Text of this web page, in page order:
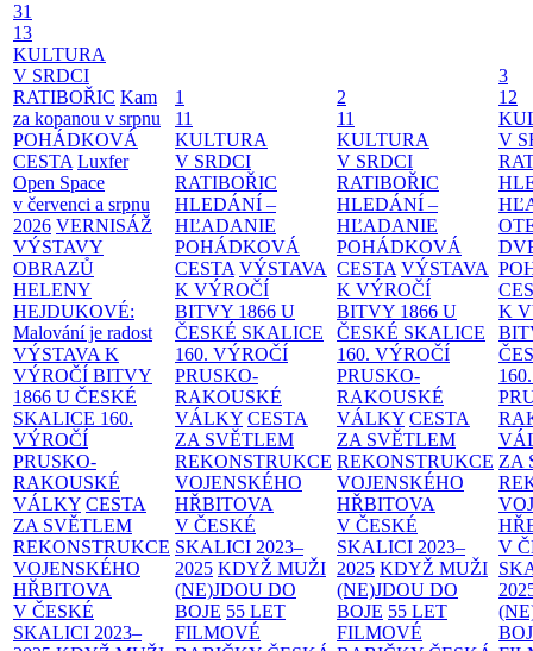
31
13
KULTURA
V SRDCI
RATIBOŘIC Kam
za kopanou v srpnu
POHÁDKOVÁ
CESTA Luxfer
Open Space
v červenci a srpnu
2026 VERNISÁŽ
VÝSTAVY
OBRAZŮ
HELENY
HEJDUKOVÉ:
Malování je radost
VÝSTAVA K
VÝROČÍ BITVY
1866 U ČESKÉ
SKALICE 160.
VÝROČÍ
PRUSKO-
RAKOUSKÉ
VÁLKY CESTA
ZA SVĚTLEM
REKONSTRUKCE
VOJENSKÉHO
HŘBITOVA
V ČESKÉ
SKALICI 2023–
1
11
KULTURA
V SRDCI
RATIBOŘIC
HLEDÁNÍ –
HĽADANIE
POHÁDKOVÁ
CESTA VÝSTAVA
K VÝROČÍ
BITVY 1866 U
ČESKÉ SKALICE
160. VÝROČÍ
PRUSKO-
RAKOUSKÉ
VÁLKY CESTA
ZA SVĚTLEM
REKONSTRUKCE
VOJENSKÉHO
HŘBITOVA
V ČESKÉ
SKALICI 2023–
2025 KDYŽ MUŽI
(NE)JDOU DO
BOJE 55 LET
FILMOVÉ
2
11
KULTURA
V SRDCI
RATIBOŘIC
HLEDÁNÍ –
HĽADANIE
POHÁDKOVÁ
CESTA VÝSTAVA
K VÝROČÍ
BITVY 1866 U
ČESKÉ SKALICE
160. VÝROČÍ
PRUSKO-
RAKOUSKÉ
VÁLKY CESTA
ZA SVĚTLEM
REKONSTRUKCE
VOJENSKÉHO
HŘBITOVA
V ČESKÉ
SKALICI 2023–
2025 KDYŽ MUŽI
(NE)JDOU DO
BOJE 55 LET
FILMOVÉ
3
12
V
K
ZA
V